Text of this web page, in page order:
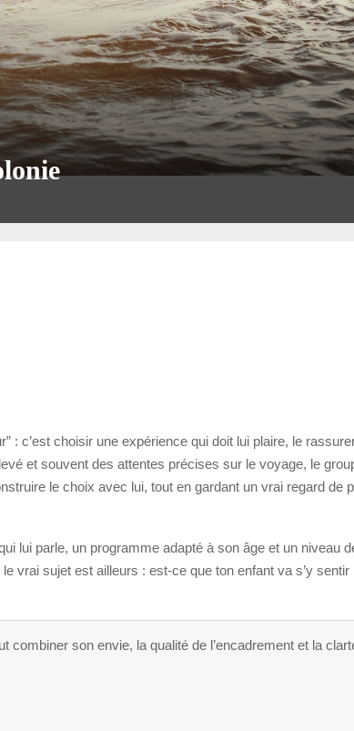
: c’est choisir une expérience qui doit lui plaire, le
et souvent des attentes précises sur le voyage, le
le choix avec lui, tout en gardant un vrai regard de
lui parle, un programme adapté à son âge et un niveau
vrai sujet est ailleurs : est-ce que ton enfant va s’y
son envie, la qualité de l’encadrement et la